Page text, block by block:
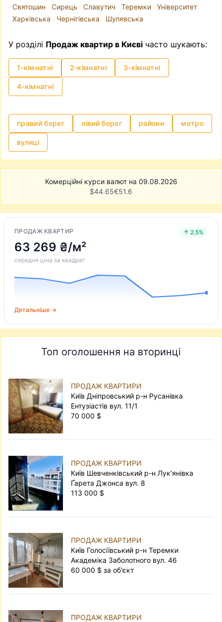
узгодити всі нюанси із власником та
нотаріусом і провести угоду. Однак,
та нервовим процесом.
Святошин Сирець Славутич Теремки
Університет
Харківська
Чернігівська Шулявська
У розділі Продаж квартир в Києві часто шукають:
1-кімнатні 2-кімнатні 3-кімнатні
4-кімнатні
правий берег лівий берег райони метро
вулиці
Комерційні курси валют на 09.08.2026
$44.65€51.6
ПРОДАЖ КВАРТИР ↑ 2.5%
63 269 ₴/м²
середня ціна за квадрат
Детальніше →
Топ оголошення на вторинці
ПРОДАЖ КВАРТИРИ
Київ Дніпровський р-н Русанівка
Ентузіастів вул. 11/1
70 000 $
ПРОДАЖ КВАРТИРИ
Київ Шевченківський р-н Лук’янівка
Ґарета Джонса вул. 8
113 000 $
ПРОДАЖ КВАРТИРИ
Київ Голосіївський р-н Теремки
Академіка Заболотного вул. 46
60 000 $ за об'єкт
ПРОДАЖ КВАРТИРИ